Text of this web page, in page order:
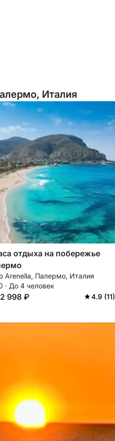
Италия
отдыха на побережье
Arenella, Палермо, Италия
· До 4 человек
998 ₽ 4.9 (11)